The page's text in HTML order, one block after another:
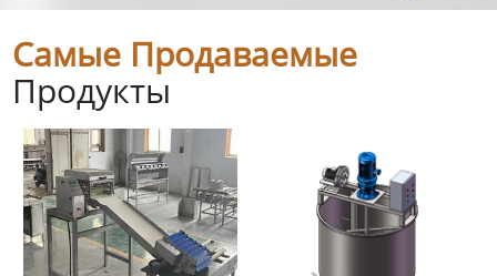
Самые Продаваемые
Продукты